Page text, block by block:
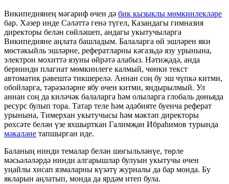
Википедиянең мәгариф өчен дә бик кызыклы мөмкинлекләре
бар. Хәзер инде Сәләттә генә түгел, Казандагы гимназия
директоры белән сөйләшеп, андагы укытучыларга
Википедияне аңлата башладым. Балаларга өй эшләрен яки
мөстәкыйль эшләрне, рефератларны кәгазьдә язу урынына,
электрон мохиттә язуны өйрәтә алабыз. Нәтиҗәдә, анда
бернинди плагиат мөмкинлеге калмый, чөнки текст
автоматик рәвештә тикшерелә. Аннан соң бу эш чүпкә китми,
обойларга, тәрәзәләрне ябу өчен китми, яндырылмый. Ул
аннан соң да киләчәк балаларга һәм олыларга глобаль дөньяда
ресурс булып тора. Татар теле һәм әдәбияте буенча реферат
урынына, Тимерхан укытучысы һәм мәктәп директоры
рөхсәте белән үзе яхшырткан Галимҗан Ибраһимов турында
мәкаләне тапшырган иде.
Баланың нинди темалар белән шөгыльләнүе, төрле
мәсьәләләрдә нинди алгарышлар булуын укытучы өчен
уңайлы хисап язмаларны күзәтү журналы да бар монда. Бу
якларын аңлатып, монда да ярдәм итеп була.